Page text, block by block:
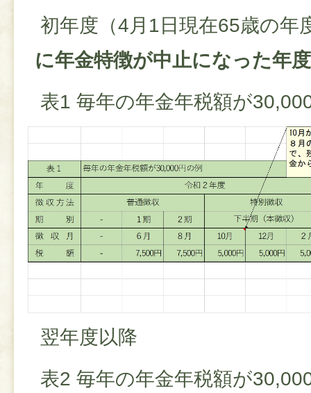
初年度（4月1日現在65歳の年
に年金特徴が中止になった年
表1 毎年の年金年税額が
翌年度以降
表2 毎年の年金年税額が